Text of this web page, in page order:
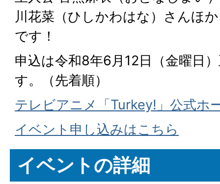
川花菜（ひしかわはな）さんほ
です！
申込は令和8年6月12日（金曜日
す。（先着順）
テレビアニメ「Turkey!」公式ホ
イベント申し込みはこちら
イベントの詳細